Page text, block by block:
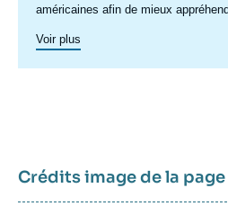
américaines afin de mieux
transatlantiques et commerciales.
Voir plus
Crédits image de la page